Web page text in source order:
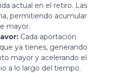
actual en el retiro. Las
permitiendo acumular
mayor.
Cada aportación
ya tienes, generando
mayor y acelerando el
a lo largo del tiempo.